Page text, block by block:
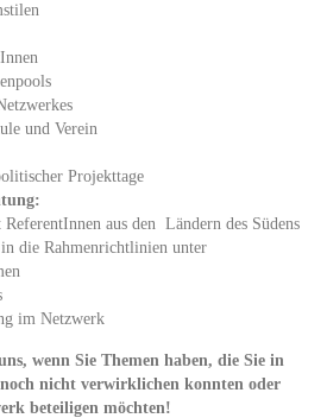
und Verein
Projekttage
aus den Ländern des Südens
die Rahmenrichtlinien unter
im Netzwerk
wenn Sie Themen haben, die Sie in
nicht verwirklichen konnten oder
beteiligen möchten!